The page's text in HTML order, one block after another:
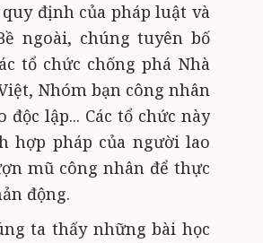
định của pháp luật và
ngoài, chúng tuyên bố
tổ chức chống phá Nhà
Nhóm bạn công nhân
lập... Các tổ chức này
hợp pháp của người lao
mũ công nhân để thực
động.
ta thấy những bài học